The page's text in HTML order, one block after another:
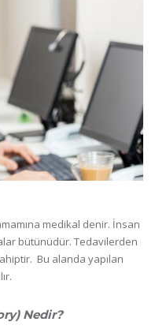
medikal denir. İnsan
bütünüdür. Tedavilerden
Bu alanda yapılan
Nedir?